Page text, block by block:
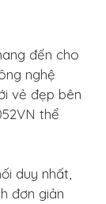
đến cho
nghệ
vẻ đẹp bên
thể
duy nhất,
đơn giản